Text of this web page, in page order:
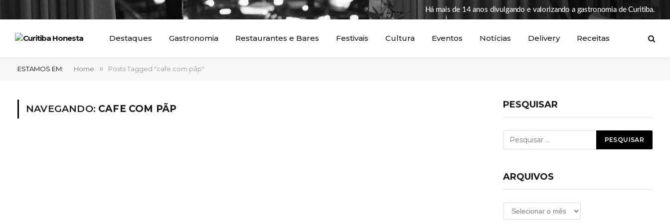
Há mais de 14 anos divulgando e valorizando a gastronomia de Curitiba.
Destaques Gastronomia Restaurantes e Bares Festivais Cultura Eventos Notícias Delivery Receitas
ESTAMOS EM: Home » Posts Tagged "cafe com pãp"
NAVEGANDO: CAFE COM PÃP PESQUISAR
ARQUIVOS
Arquivos